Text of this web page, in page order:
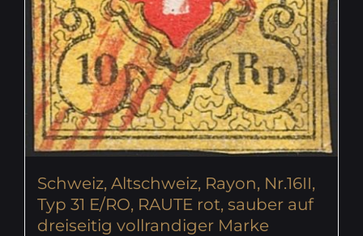
Schweiz, Altschweiz, Rayon, Nr.16II,
Typ 31 E/RO, RAUTE rot, sauber auf
dreiseitig vollrandiger Marke